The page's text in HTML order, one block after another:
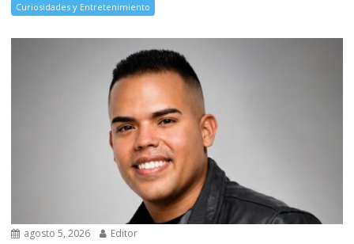
Curiosidades y Entretenimiento
agosto 5, 2026 Editor